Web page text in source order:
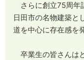
さらに創立75周年
日田市の名物建築と
道を中心に存在感を
卒業生の皆さんは